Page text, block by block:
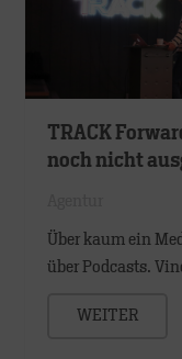
TRACK
noch nicht
Über kaum ein
über Podcasts.
WEITER